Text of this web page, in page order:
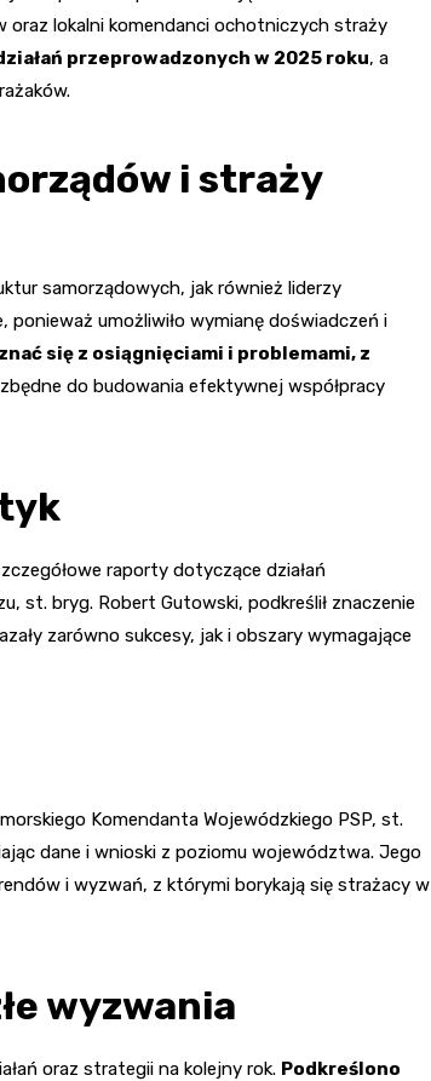
oraz lokalni komendanci ochotniczych straży
przeprowadzonych w 2025 roku, a
i straży
samorządowych, jak również liderzy
umożliwiło wymianę doświadczeń i
się z osiągnięciami i problemami, z
do budowania efektywnej współpracy
raporty dotyczące działań
st. bryg. Robert Gutowski, podkreślił znaczenie
zarówno sukcesy, jak i obszary wymagające
Komendanta Wojewódzkiego PSP, st.
dane i wnioski z poziomu województwa. Jego
i wyzwań, z którymi borykają się strażacy w
wyzwania
oraz strategii na kolejny rok. Podkreślono